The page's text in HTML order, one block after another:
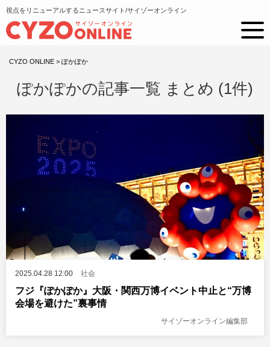
視点をリニューアルするニュースサイト/サイゾーオンライン
CYZO ONLINE > ぽかぽか
ぽかぽかの記事一覧 まとめ (1件)
2025.04.28 12:00 社会
フジ『ぽかぽか』大阪・関西万博イベント中止と“万博
会場を避けた”裏事情
サイゾーオンライン編集部